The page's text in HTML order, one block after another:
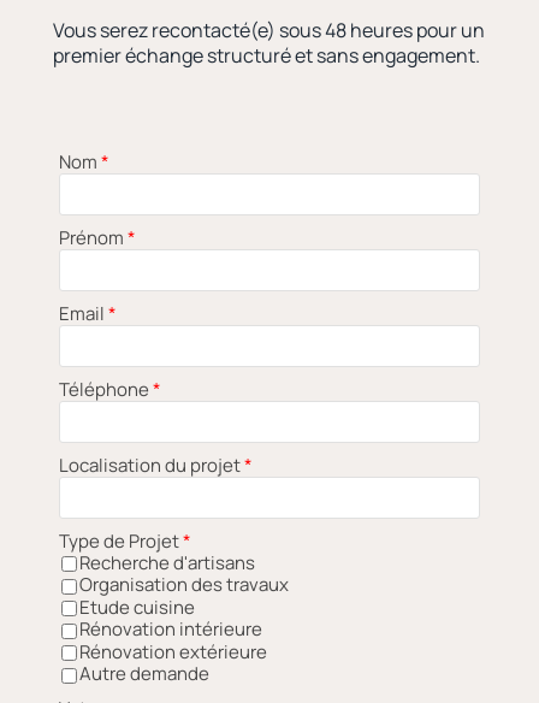
Vous serez recontacté(e) sous 48 heures pour un
premier échange structuré et sans engagement.
Nom*
Prénom*
Email*
Téléphone*
Localisation du projet*
Type de Projet*
Recherche d'artisans
Organisation des travaux
Etude cuisine
Rénovation intérieure
Rénovation extérieure
Autre demande